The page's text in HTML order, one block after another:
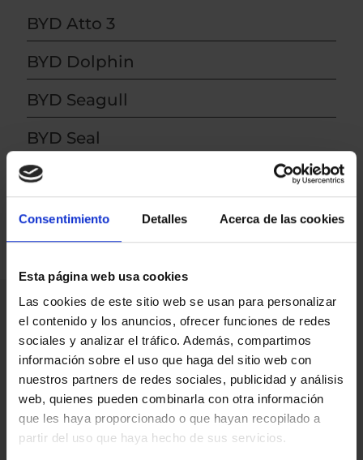
Consentimiento Detalles Acerca de las cookies
Esta página web usa cookies
Las cookies de este sitio web se usan para personalizar
el contenido y los anuncios, ofrecer funciones de redes
sociales y analizar el tráfico. Además, compartimos
información sobre el uso que haga del sitio web con
nuestros partners de redes sociales, publicidad y análisis
web, quienes pueden combinarla con otra información
que les haya proporcionado o que hayan recopilado a
partir del uso que haya hecho de sus servicios.
BYD Atto 3
BYD Dolphin
BYD Seagull
BYD Seal
BYD Tang
BYD
Pide
presupuesto
sin
compromiso
Elegir un coche